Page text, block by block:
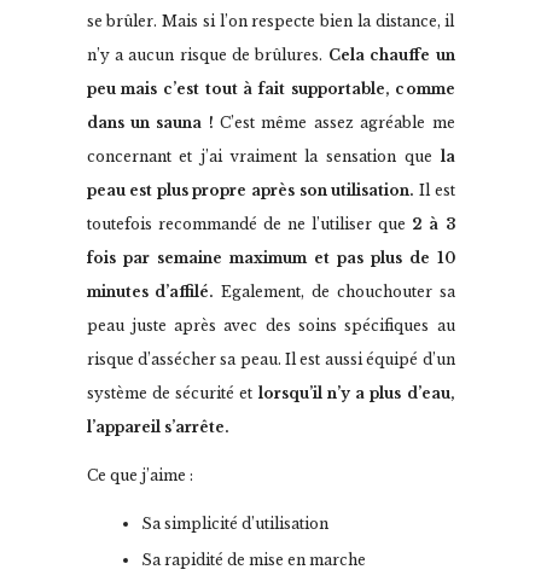
se brûler. Mais si l’on respecte bien la distance, il
n’y a aucun risque de brûlures. Cela chauffe un
peu mais c’est tout à fait supportable, comme
dans un sauna ! C’est même assez agréable me
concernant et j’ai vraiment la sensation que la
peau est plus propre après son utilisation. Il est
toutefois recommandé de ne l’utiliser que 2 à 3
fois par semaine maximum et pas plus de 10
minutes d’affilé.Egalement, de chouchouter sa
peau juste après avec des soins spécifiques au
risque d’assécher sa peau. Il est aussi équipé d’un
système de sécurité et lorsqu’il n’y a plus d’eau,
l’appareil s’arrête.
Ce que j’aime :
Sa simplicité d’utilisation
Sa rapidité de mise en marche